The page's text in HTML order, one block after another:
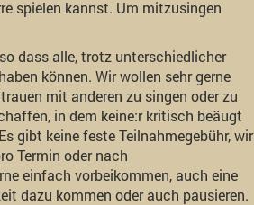
spielen kannst. Um mitzusingen
dass alle, trotz unterschiedlicher
können. Wir wollen sehr gerne
mit anderen zu singen oder zu
in dem keine:r kritisch beäugt
gibt keine feste Teilnahmegebühr, wir
Termin oder nach
einfach vorbeikommen, auch eine
dazu kommen oder auch pausieren.